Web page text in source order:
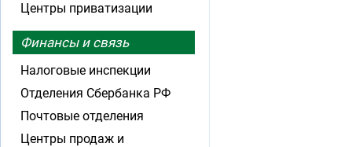
Центры приватизации
Финансы и связь
Налоговые инспекции
Отделения Сбербанка РФ
Почтовые отделения
Центры продаж и